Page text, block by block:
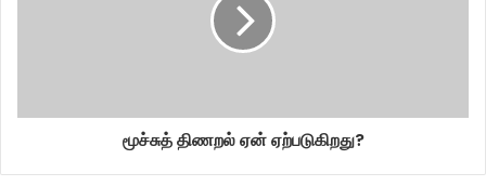
மூச்சுத் திணறல் ஏன் ஏற்படுகிறது?